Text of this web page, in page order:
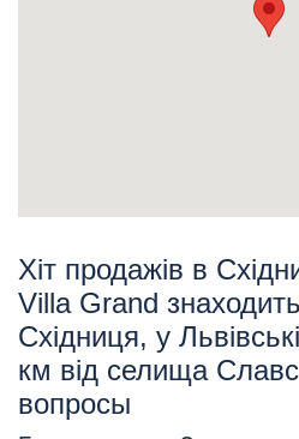
Хіт продажів в
Villa Grand
Східниця, у
км від селища
вопросы